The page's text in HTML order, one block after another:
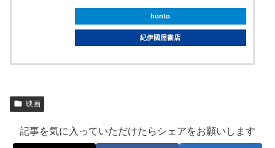
honto
紀伊國屋書店
映画
記事を気に入っていただけたらシェアをお願いします